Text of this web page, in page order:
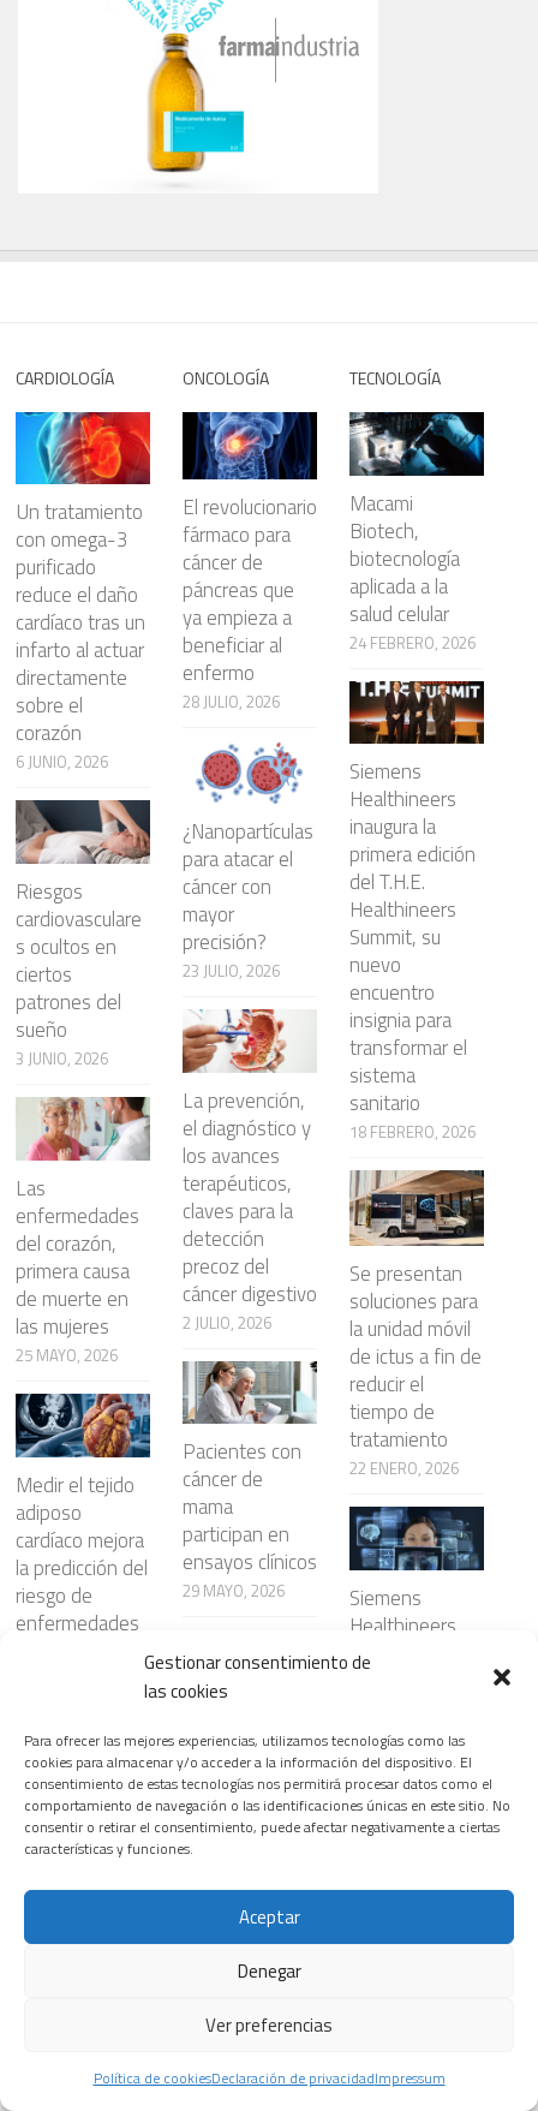
Gestionar consentimiento de
las cookies
Para ofrecer las mejores experiencias, utilizamos tecnologías como las
cookies para almacenar y/o acceder a la información del dispositivo. El
consentimiento de estas tecnologías nos permitirá procesar datos como el
comportamiento de navegación o las identificaciones únicas en este sitio. No
consentir o retirar el consentimiento, puede afectar negativamente a ciertas
características y funciones.
Aceptar
Denegar
Ver preferencias
Política de cookiesDeclaración de privacidadImpressum
CARDIOLOGÍA
Un tratamiento
con omega-3
purificado
reduce el daño
cardíaco tras un
infarto al actuar
directamente
sobre el
corazón
6 JUNIO, 2026
Riesgos
cardiovasculare
s ocultos en
ciertos
patrones del
sueño
3 JUNIO, 2026
Las
enfermedades
del corazón,
primera causa
de muerte en
las mujeres
25 MAYO, 2026
Medir el tejido
adiposo
cardíaco mejora
la predicción del
riesgo de
enfermedades
Leer más
ONCOLOGÍA
El revolucionario
fármaco para
cáncer de
páncreas que
ya empieza a
beneficiar al
enfermo
28 JULIO, 2026
¿Nanopartículas
para atacar el
cáncer con
mayor
precisión?
23 JULIO, 2026
La prevención,
el diagnóstico y
los avances
terapéuticos,
claves para la
detección
precoz del
cáncer digestivo
2 JULIO, 2026
Pacientes con
cáncer de
mama
participan en
ensayos clínicos
29 MAYO, 2026
Leer más
TECNOLOGÍA
Macami
Biotech,
biotecnología
aplicada a la
salud celular
24 FEBRERO, 2026
Siemens
Healthineers
inaugura la
primera edición
del T.H.E.
Healthineers
Summit, su
nuevo
encuentro
insignia para
transformar el
sistema
sanitario
18 FEBRERO, 2026
Se presentan
soluciones para
la unidad móvil
de ictus a fin de
reducir el
tiempo de
tratamiento
22 ENERO, 2026
Siemens
Healthineers
lanza nuevas
basadas en
inteligencia
artificial que
optimizan los
flujos de trabajo